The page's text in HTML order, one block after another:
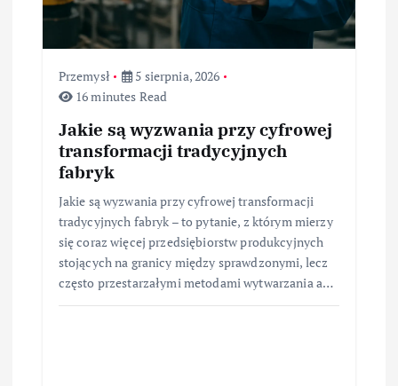
Przemysł
5 sierpnia, 2026
16 minutes Read
Jakie są wyzwania przy cyfrowej
transformacji tradycyjnych
fabryk
Jakie są wyzwania przy cyfrowej transformacji
tradycyjnych fabryk – to pytanie, z którym mierzy
się coraz więcej przedsiębiorstw produkcyjnych
stojących na granicy między sprawdzonymi, lecz
często przestarzałymi metodami wytwarzania a…